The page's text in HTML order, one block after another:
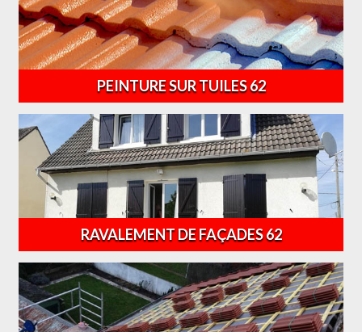
PEINTURE SUR TUILES 62
RAVALEMENT DE FAÇADES 62